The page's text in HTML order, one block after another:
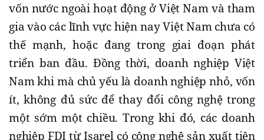
vốn nước ngoài hoạt động ở Việt Nam và tham
gia vào các lĩnh vực hiện nay Việt Nam chưa có
thế mạnh, hoặc đang trong giai đoạn phát
triển ban đầu. Đồng thời, doanh nghiệp Việt
Nam khi mà chủ yếu là doanh nghiệp nhỏ, vốn
ít, không đủ sức để thay đổi công nghệ trong
một sớm một chiều. Trong khi đó, các doanh
nghiệp FDI từ Isarel có công nghệ sản xuất tiên